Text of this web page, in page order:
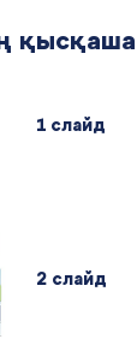
1 слайд
2 слайд